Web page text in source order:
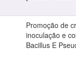
Promoção de
inoculação e
Bacillus E